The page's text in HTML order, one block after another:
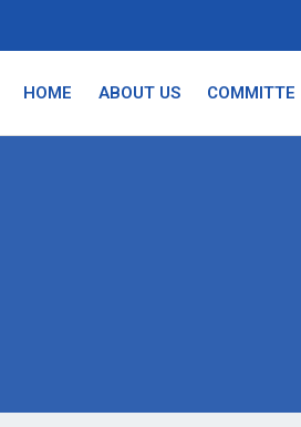
HOME ABOUT US COMMITTE